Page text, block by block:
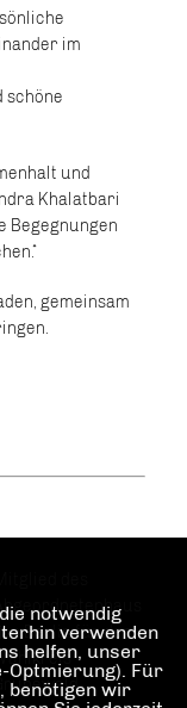
im
schöne
und
Khalatbari
Begegnungen
gemeinsam
Abgeordnetenhaus
Berlin für den
notwendig
verwenden
helfen, unser
Optmierung). Für
benötigen wir